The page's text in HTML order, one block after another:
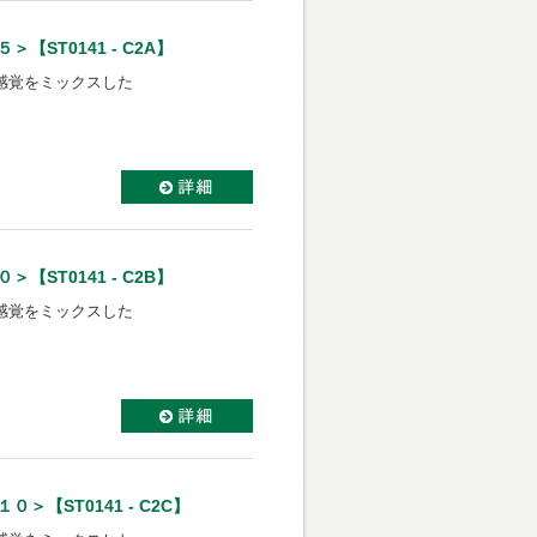
＞【ST0141 - C2A】
覚をミックスした
＞【ST0141 - C2B】
覚をミックスした
０＞【ST0141 - C2C】